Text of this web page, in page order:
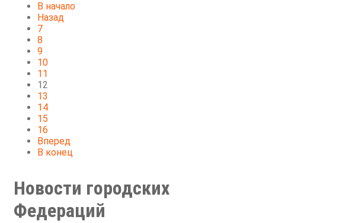
В начало
Назад
7
8
9
10
11
12
13
14
15
16
Вперед
В конец
Новости городских
Федераций